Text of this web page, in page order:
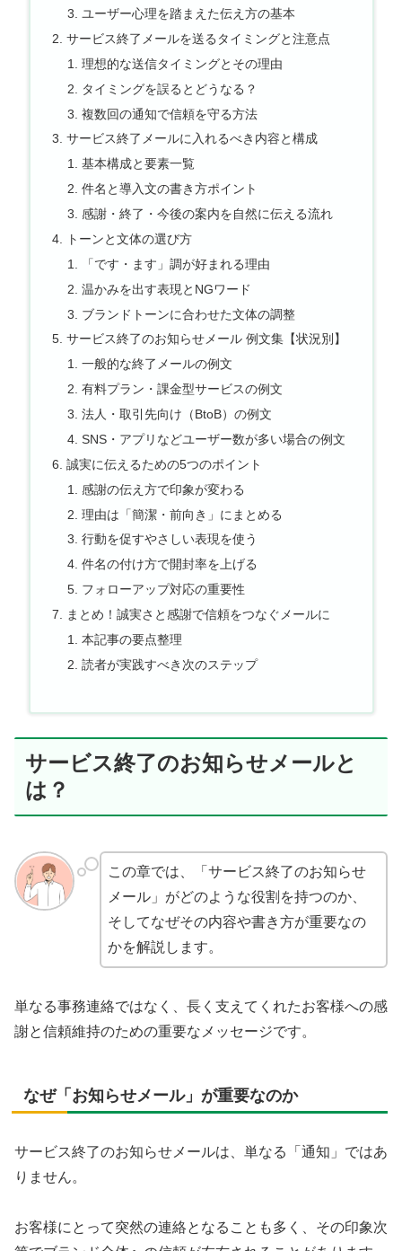
ユーザー心理を踏まえた伝え方の基本
サービス終了メールを送るタイミングと注意点
理想的な送信タイミングとその理由
タイミングを誤るとどうなる？
複数回の通知で信頼を守る方法
サービス終了メールに入れるべき内容と構成
基本構成と要素一覧
件名と導入文の書き方ポイント
感謝・終了・今後の案内を自然に伝える流れ
トーンと文体の選び方
「です・ます」調が好まれる理由
温かみを出す表現とNGワード
ブランドトーンに合わせた文体の調整
サービス終了のお知らせメール 例文集【状況別】
一般的な終了メールの例文
有料プラン・課金型サービスの例文
法人・取引先向け（BtoB）の例文
SNS・アプリなどユーザー数が多い場合の例文
誠実に伝えるための5つのポイント
感謝の伝え方で印象が変わる
理由は「簡潔・前向き」にまとめる
行動を促すやさしい表現を使う
件名の付け方で開封率を上げる
フォローアップ対応の重要性
まとめ！誠実さと感謝で信頼をつなぐメールに
本記事の要点整理
読者が実践すべき次のステップ
サービス終了のお知らせメールと
は？
この章では、「サービス終了のお知らせ
メール」がどのような役割を持つのか、
そしてなぜその内容や書き方が重要なの
かを解説します。
単なる事務連絡ではなく、長く支えてくれたお客様への感
謝と信頼維持のための重要なメッセージです。
なぜ「お知らせメール」が重要なのか
サービス終了のお知らせメールは、単なる「通知」ではあ
りません。
お客様にとって突然の連絡となることも多く、その印象次